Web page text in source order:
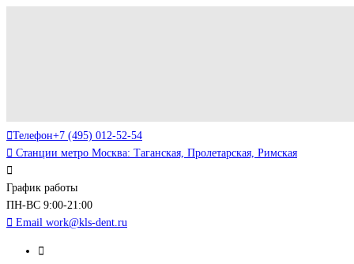
Телефон+7 (495) 012-52-54
Станции метро Москва: Таганская, Пролетарская, Римская
График работы
ПН-ВС 9:00-21:00
Email work@kls-dent.ru